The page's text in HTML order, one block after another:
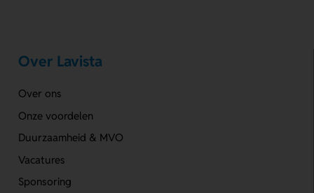
Over Lavista
Over ons
Onze voordelen
Duurzaamheid & MVO
Vacatures
Sponsoring